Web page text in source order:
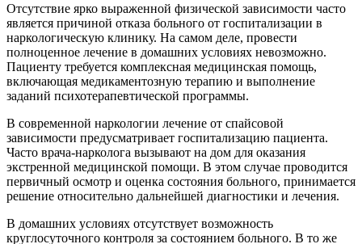
Отсутствие ярко выраженной физической зависимости часто
является причиной отказа больного от госпитализации в
наркологическую клинику. На самом деле, провести
полноценное лечение в домашних условиях невозможно.
Пациенту требуется комплексная медицинская помощь,
включающая медикаментозную терапию и выполнение
заданий психотерапевтической программы.
В современной наркологии лечение от спайсовой
зависимости предусматривает госпитализацию пациента.
Часто врача-нарколога вызывают на дом для оказания
экстренной медицинской помощи. В этом случае проводится
первичный осмотр и оценка состояния больного, принимается
решение относительно дальнейшей диагностики и лечения.
В домашних условиях отсутствует возможность
круглосуточного контроля за состоянием больного. В то же